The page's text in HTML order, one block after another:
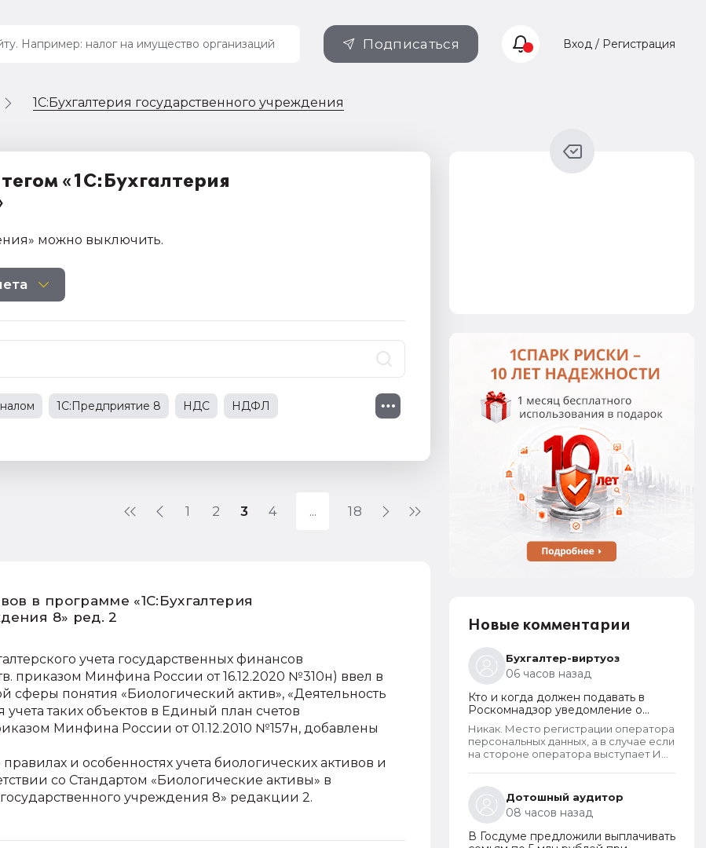
Подписаться Вход / Регистрация
1С:Бухгалтерия государственного учреждения
«1С:Бухгалтерия
можно выключить.
1С:Предприятие 8 НДС НДФЛ
1 2 3 4 18
в программе «1С:Бухгалтерия
8» ред. 2
учета государственных финансов
приказом Минфина России от 16.12.2020 №310н) ввел в
сферы понятия «Биологический актив», «Деятельность
таких объектов в Единый план счетов
Минфина России от 01.12.2010 №157н, добавлены
и особенностях учета биологических активов и
со Стандартом «Биологические активы» в
учреждения 8» редакции 2.
Новые комментарии
Бухгалтер-виртуоз
06 часов назад
Кто и когда должен подавать в
Роскомнадзор уведомление о
прекращении обработки
персональных данных
Никак. Место регистрации оператора
персональных данных, а в случае если
на стороне оператора выступает ИП
неотъемлемым атрибутом реестра
РКН. Данная информация подлежит
обязательному размещению в
реестре наряду со всеми прочими
сведениями. Делается это для того,
Дотошный аудитор
08 часов назад
В Госдуме предложили выплачивать